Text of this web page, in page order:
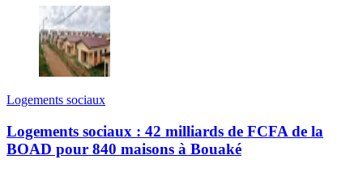
Logements sociaux
Logements sociaux : 42 milliards de FCFA de la
BOAD pour 840 maisons à Bouaké